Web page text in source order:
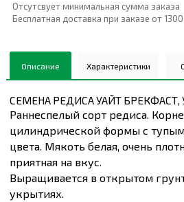
Отсутсвует минимальная сумма заказа
Бесплатная доставка при заказе от
Описание Характеристики
СЕМЕНА РЕДИСА УАЙТ БРЕКФАСТ,
Раннеспелый сорт редиса.
цилиндрической формы с
цвета. Мякоть белая, очень
приятная на вкус.
Выращивается в открытом
укрытиях.